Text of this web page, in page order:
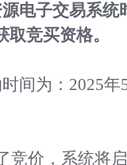
电子交易系
竞买资格。
间为： 2025年
竞价，系统将